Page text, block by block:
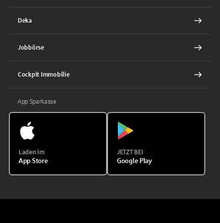
Deka
Jobbörse
Cockpit Immobilie
App Sparkasse
Laden im
App Store
JETZT BEI
Google Play